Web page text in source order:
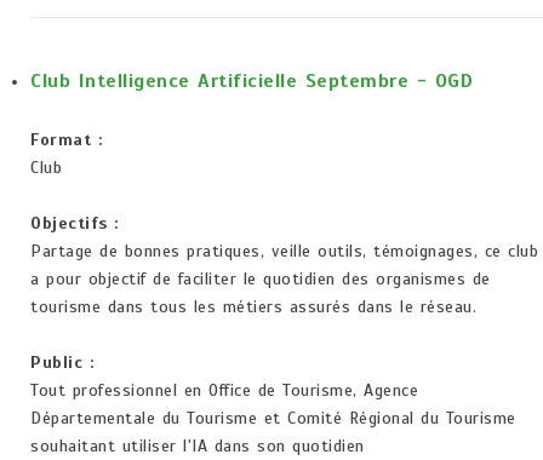
Club Intelligence Artificielle Septembre - OGD
Format :
Club
Objectifs :
Partage de bonnes pratiques, veille outils, témoignages, ce club
a pour objectif de faciliter le quotidien des organismes de
tourisme dans tous les métiers assurés dans le réseau.
Public :
Tout professionnel en Office de Tourisme, Agence
Départementale du Tourisme et Comité Régional du Tourisme
souhaitant utiliser l'IA dans son quotidien